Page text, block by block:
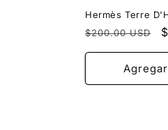
Hermès Terre
Precio
habitual
$200.00 USD